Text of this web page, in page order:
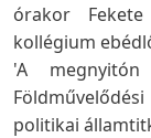
órakor
kollégium
'A
politikai